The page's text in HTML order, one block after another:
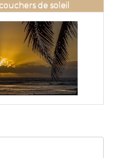
de soleil